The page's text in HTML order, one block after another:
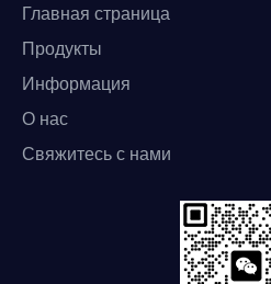
Главная страница
Продукты
Информация
О нас
Свяжитесь с нами